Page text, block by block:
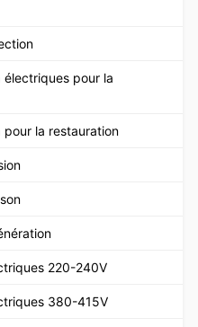
électriques pour la
pour la restauration
220-240V
380-415V